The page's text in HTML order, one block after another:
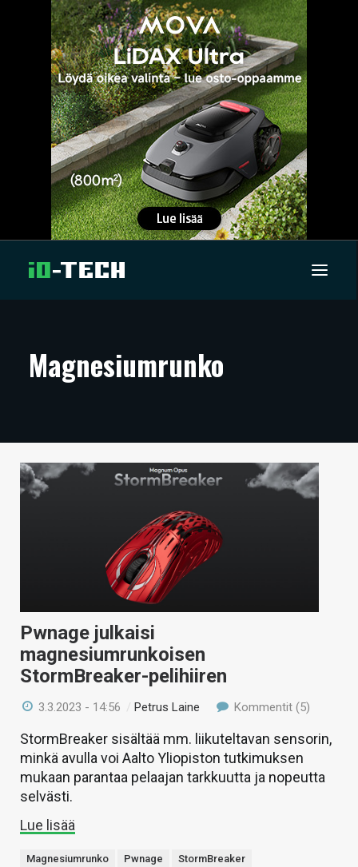
ARTIKKELIT
TECHBBS
TIETOA
HAKU
Magnesiumrunko
Pwnage julkaisi
magnesiumrunkoisen
StormBreaker-pelihiiren
3.3.2023 - 14:56 /Petrus Laine Kommentit (5)
StormBreaker sisältää mm. liikuteltavan sensorin,
minkä avulla voi Aalto Yliopiston tutkimuksen
mukaan parantaa pelaajan tarkkuutta ja nopeutta
selvästi.
Lue lisää
Magnesiumrunko Pwnage StormBreaker